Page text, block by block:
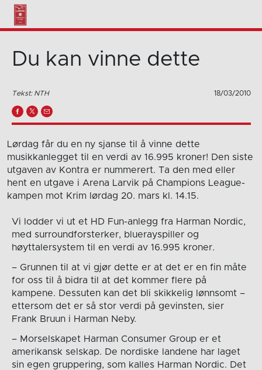
Du kan vinne dette
Tekst: NTH 18/03/2010
Lørdag får du en ny sjanse til å vinne dette
musikkanlegget til en verdi av 16.995 kroner! Den siste
utgaven av Kontra er nummerert. Ta den med eller
hent en utgave i Arena Larvik på Champions League-
kampen mot Krim lørdag 20. mars kl. 14.15.
Vi lodder vi ut et HD Fun-anlegg fra Harman Nordic,
med surroundforsterker, bluerayspiller og
høyttalersystem til en verdi av 16.995 kroner.
– Grunnen til at vi gjør dette er at det er en fin måte
for oss til å bidra til at det kommer flere på
kampene. Dessuten kan det bli skikkelig lønnsomt –
ettersom det er så stor verdi på gevinsten, sier
Frank Bruun i Harman Neby.
– Morselskapet Harman Consumer Group er et
amerikansk selskap. De nordiske landene har laget
sin egen gruppering, som kalles Harman Nordic. Det